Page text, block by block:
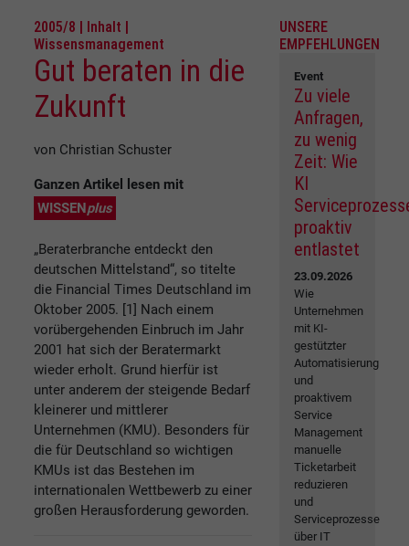
2005/8 | Inhalt |
Wissensmanagement
Gut beraten in die
Zukunft
von Christian Schuster
Ganzen Artikel lesen mit
WISSENplus
„Beraterbranche entdeckt den
deutschen Mittelstand“, so titelte
die Financial Times Deutschland im
Oktober 2005. [1] Nach einem
vorübergehenden Einbruch im Jahr
2001 hat sich der Beratermarkt
wieder erholt. Grund hierfür ist
unter anderem der steigende Bedarf
kleinerer und mittlerer
Unternehmen (KMU). Besonders für
die für Deutschland so wichtigen
KMUs ist das Bestehen im
internationalen Wettbewerb zu einer
großen Herausforderung geworden.
UNSERE
EMPFEHLUNGEN
Event
Zu viele
Anfragen,
zu wenig
Zeit: Wie
KI
proaktiv
entlastet
23.09.2026
Wie
Unternehmen
mit KI-
gestützter
Automatisierung
und
proaktivem
Service
Management
manuelle
Ticketarbeit
reduzieren
und
Serviceprozesse
über IT